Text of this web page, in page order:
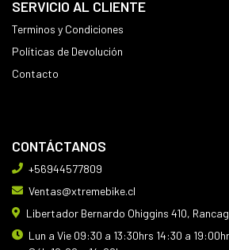
SERVICIO AL CLIENTE
Terminos y Condiciones
Políticas de Devolución
Contacto
CONTÁCTANOS
+56944577809
Ventas@xtremebike.cl
Libertador Bernardo Ohiggins 410,
Lun a Vie 09:30 a 13:30hrs 14:30 a